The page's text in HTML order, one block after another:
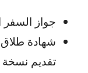
جواز السفر
شهادة
تقديم